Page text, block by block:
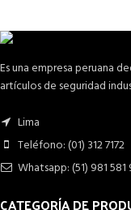
Es una empresa peruana
artículos de seguridad
Lima
Teléfono: (01) 312 7172
Whatsapp: (51) 981 581
CATEGORÍA DE